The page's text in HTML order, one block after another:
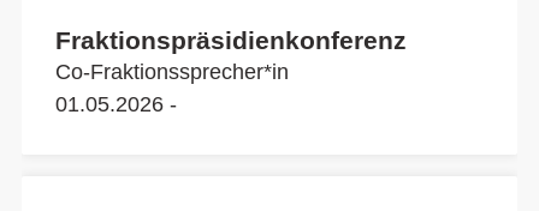
Fraktionspräsidienkonferenz
Co-Fraktionssprecher*in
01.05.2026 -